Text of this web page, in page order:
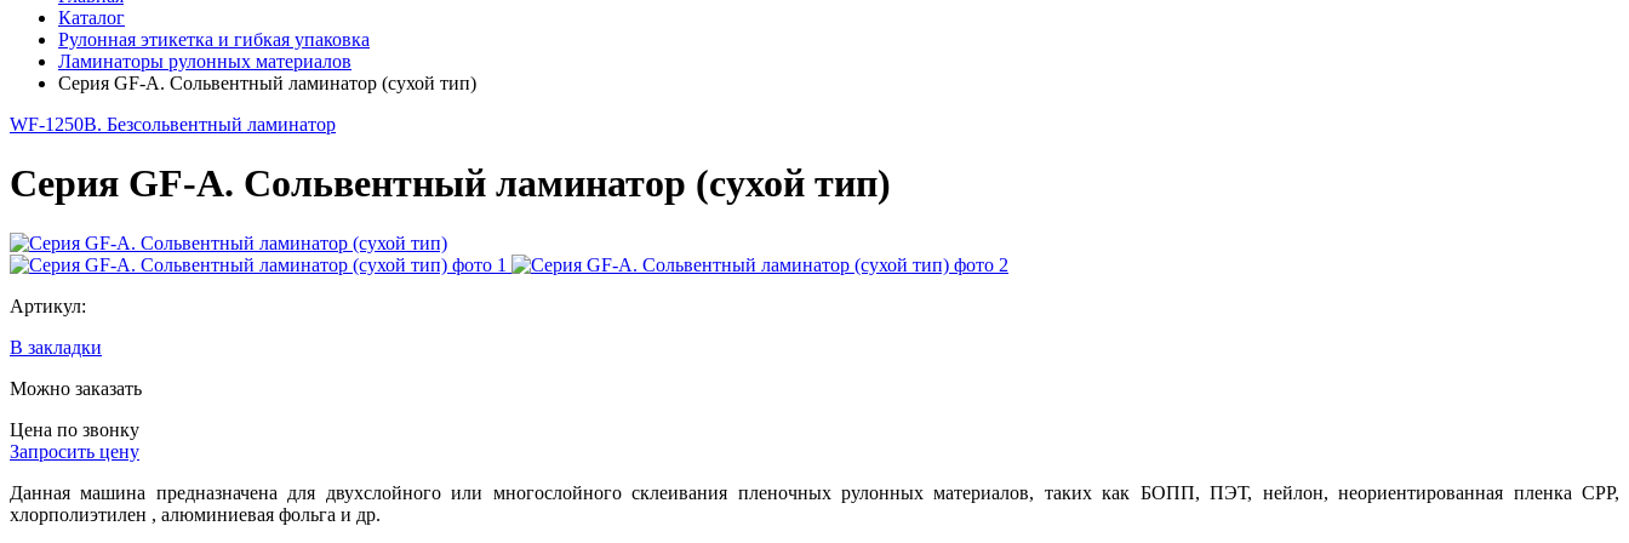
Каталог
Рулонная этикетка и гибкая упаковка
Ламинаторы рулонных материалов
Серия GF-А. Сольвентный ламинатор (сухой тип)
WF-1250B. Безсольвентный ламинатор
Серия GF-А. Сольвентный ламинатор (сухой тип)
Артикул:
В закладки
Можно заказать
Цена по звонку
Запросить цену
Данная машина предназначена для двухслойного или многослойного склеивания пленочных рулонных материалов, таких как БОПП, ПЭТ, нейлон, неориентированная пленка CPP,
хлорполиэтилен , алюминиевая фольга и др.